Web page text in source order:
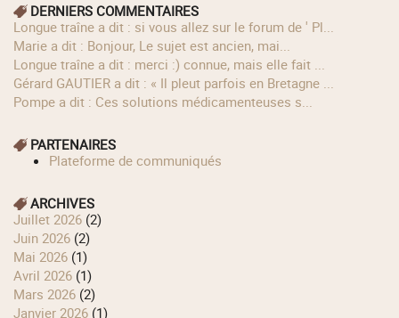
DERNIERS COMMENTAIRES
longue traîne a dit : si vous allez sur le forum de ' Pl...
Marie a dit : Bonjour, Le sujet est ancien, mai...
longue traîne a dit : merci :) connue, mais elle fait ...
Gérard GAUTIER a dit : « Il pleut parfois en Bretagne ...
Pompe a dit : Ces solutions médicamenteuses s...
PARTENAIRES
Plateforme de communiqués
ARCHIVES
juillet 2026 (2)
juin 2026 (2)
mai 2026 (1)
avril 2026 (1)
mars 2026 (2)
janvier 2026 (1)